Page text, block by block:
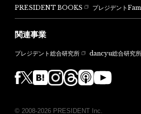
PRESIDENT BOOKS
プレジデント
関連事業
プレジデント総合研究所 dancyu総合研究所
© 2008-2026 PRESIDENT Inc.